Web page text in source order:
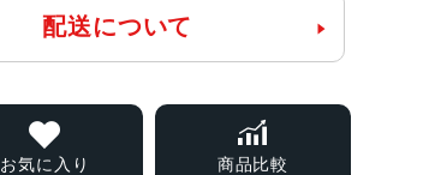
配送について
お気に入り 商品比較